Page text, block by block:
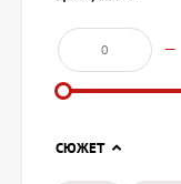
—
СЮЖЕТ